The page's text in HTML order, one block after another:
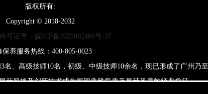
版权所有:
Copyright © 2018-2032
可证号：皖ICP备2025092406号-37
保养服务热线：400-805-0023
、高级技师10名，初级、中级技师10余名，现已形成了广州乃
赫风格及创新技术成为展现典雅气质及显赫风度的经典象征.